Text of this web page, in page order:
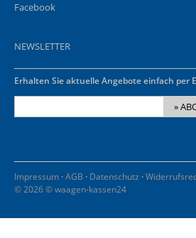
Facebook
NEWSLETTER
Erhalten Sie aktuelle Angebote einfach per
»
Impressum ·AGB · Datenschutz ·
© 2026 © waagen-kassen24